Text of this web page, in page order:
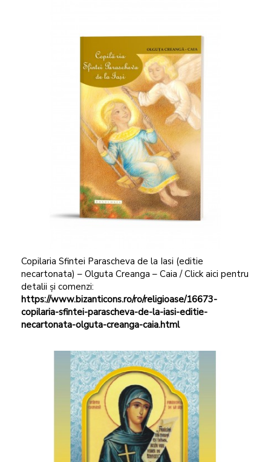
Copilaria Sfintei Parascheva de la Iasi (editie
necartonata) – Olguta Creanga – Caia / Click aici pentru
detalii și comenzi:
https://www.bizanticons.ro/ro/religioase/16673-
copilaria-sfintei-parascheva-de-la-iasi-editie-
necartonata-olguta-creanga-caia.html